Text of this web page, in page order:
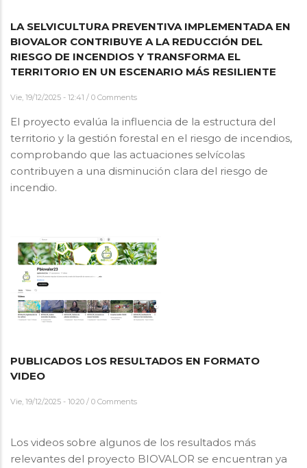
LA SELVICULTURA PREVENTIVA IMPLEMENTADA EN
BIOVALOR CONTRIBUYE A LA REDUCCIÓN DEL
RIESGO DE INCENDIOS Y TRANSFORMA EL
TERRITORIO EN UN ESCENARIO MÁS RESILIENTE
Vie, 19/12/2025 - 12:41 / 0 Comments
El proyecto evalúa la influencia de la estructura del
territorio y la gestión forestal en el riesgo de incendios,
comprobando que las actuaciones selvícolas
contribuyen a una disminución clara del riesgo de
incendio.
PUBLICADOS LOS RESULTADOS EN FORMATO
VIDEO
Vie, 19/12/2025 - 10:20 / 0 Comments
Los videos sobre algunos de los resultados más
relevantes del proyecto BIOVALOR se encuentran ya